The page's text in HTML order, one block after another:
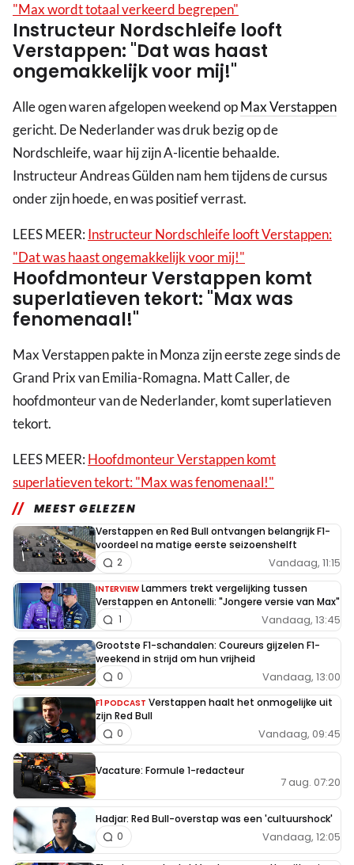
"Max wordt totaal verkeerd begrepen"
Instructeur Nordschleife looft
Verstappen: "Dat was haast
ongemakkelijk voor mij!"
Alle ogen waren afgelopen weekend opMax Verstappen
gericht. De Nederlander was druk bezig op de
Nordschleife, waar hij zijn A-licentie behaalde.
Instructeur Andreas Gülden nam hem tijdens de cursus
onder zijn hoede, en was positief verrast.
LEES MEER: Instructeur Nordschleife looft Verstappen:
"Dat was haast ongemakkelijk voor mij!"
Hoofdmonteur Verstappen komt
superlatieven tekort: "Max was
fenomenaal!"
Max Verstappen pakte in Monza zijn eerste zege sinds de
Grand Prix van Emilia-Romagna. Matt Caller, de
hoofdmonteur van de Nederlander, komt superlatieven
tekort.
LEES MEER: Hoofdmonteur Verstappen komt
superlatieven tekort: "Max was fenomenaal!"
MEEST GELEZEN
Verstappen en Red Bull ontvangen belangrijk F1-
voordeel na matige eerste seizoenshelft
Vandaag, 11:15
2
INTERVIEW Lammers trekt vergelijking tussen
Verstappen en Antonelli: "Jongere versie van Max"
Vandaag, 13:45
1
Grootste F1-schandalen: Coureurs gijzelen F1-
weekend in strijd om hun vrijheid
Vandaag, 13:00
0
F1 PODCAST Verstappen haalt het onmogelijke uit
zijn Red Bull
Vandaag, 09:45
0
Vacature: Formule 1-redacteur
7 aug. 07:20
Hadjar: Red Bull-overstap was een 'cultuurshock'
Vandaag, 12:05
0